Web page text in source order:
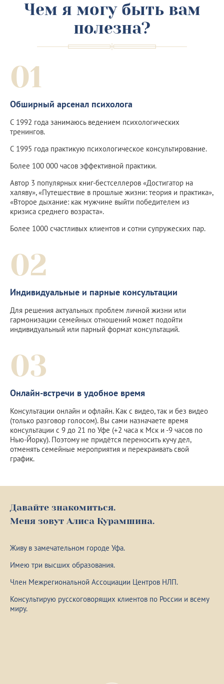
Чем я могу быть вам
полезна?
01
Обширный арсенал психолога
С 1992 года занимаюсь ведением психологических
тренингов.
С 1995 года практикую психологическое консультирование.
Более 100 000 часов эффективной практики.
Автор 3 популярных книг-бестселлеров «Достигатор на
халяву», «Путешествие в прошлые жизни: теория и практика»,
«Второе дыхание: как мужчине выйти победителем из
кризиса среднего возраста».
Более 1000 счастливых клиентов и сотни супружеских пар.
02
Индивидуальные и парные консультации
Для решения актуальных проблем личной жизни или
гармонизации семейных отношений может подойти
индивидуальный или парный формат консультаций.
03
Онлайн-встречи в удобное время
Консультации онлайн и офлайн. Как с видео, так и без видео
(только разговор голосом). Вы сами назначаете время
консультации с 9 до 21 по Уфе (+2 часа к Мск и -9 часов по
Нью-Йорку). Поэтому не придётся переносить кучу дел,
отменять семейные мероприятия и перекраивать свой
график.
Давайте знакомиться.
Меня зовут Алиса Курамшина.
Живу в замечательном городе Уфа.
Имею три высших образования.
Член Межрегиональной Ассоциации Центров НЛП.
Консультирую русскоговорящих клиентов по России и всему
миру.